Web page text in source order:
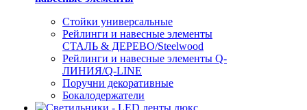
Стойки универсальные
Рейлинги и навесные элементы
СТАЛЬ & ДЕРЕВО/Steelwood
Рейлинги и навесные элементы Q-
ЛИНИЯ/Q-LINE
Поручни декоративные
Бокалодержатели